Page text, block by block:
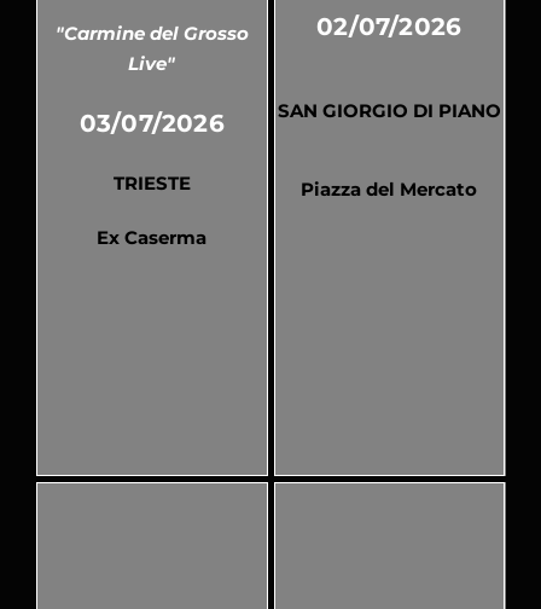
"Carmine del Grosso
Live"
03/07/2026
TRIESTE
Ex Caserma
02/07/2026
SAN GIORGIO DI PIANO
Piazza del Mercato